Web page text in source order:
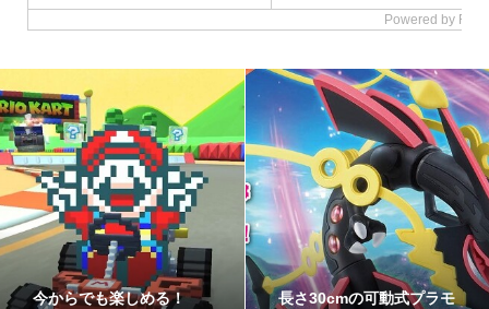
ゲームフリーク公式チャ
最初のパートナーポケモ